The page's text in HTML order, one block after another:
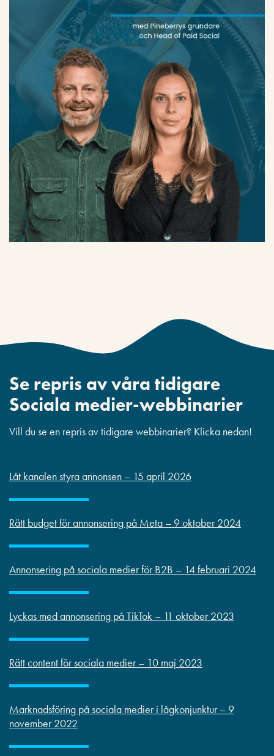
Se repris av våra tidigare
Sociala medier-webbinarier
Vill du se en repris av tidigare webbinarier? Klicka nedan!
Låt kanalen styra annonsen – 15 april 2026
Rätt budget för annonsering på Meta – 9 oktober 2024
Annonsering på sociala medier för B2B – 14 februari 2024
Lyckas med annonsering på TikTok – 11 oktober 2023
Rätt content för sociala medier – 10 maj 2023
Marknadsföring på sociala medier i lågkonjunktur – 9
november 2022